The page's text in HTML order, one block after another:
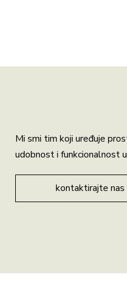
Mi smi tim koji uređuje
udobnost i funkcionalnost
kontaktirajte nas